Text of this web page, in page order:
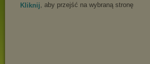
, aby przejść na wybraną stronę